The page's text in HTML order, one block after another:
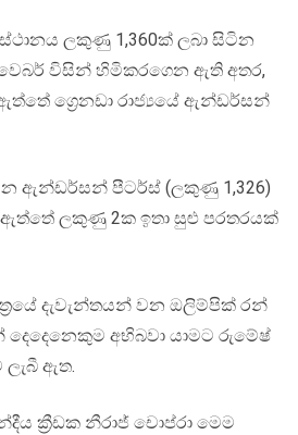
ලකුණු 1,360ක් ලබා සිටින
විසින් හිමිකරගෙන ඇති අතර,
ග්‍රෙනඩා රාජ්‍යයේ ඇන්ඩර්සන්
ඇන්ඩර්සන් පීටර්ස් (ලකුණු 1,326)
ඇත්තේ ලකුණු 2ක ඉතා සුළු පරතරයක්
දැවැන්තයන් වන ඔලිම්පික් රන්
දෙදෙනෙකුම අභිබවා යාමට රුමේෂ්
ලැබී ඇත.
ක්‍රීඩක නීරාජ් චොප්රා මෙම